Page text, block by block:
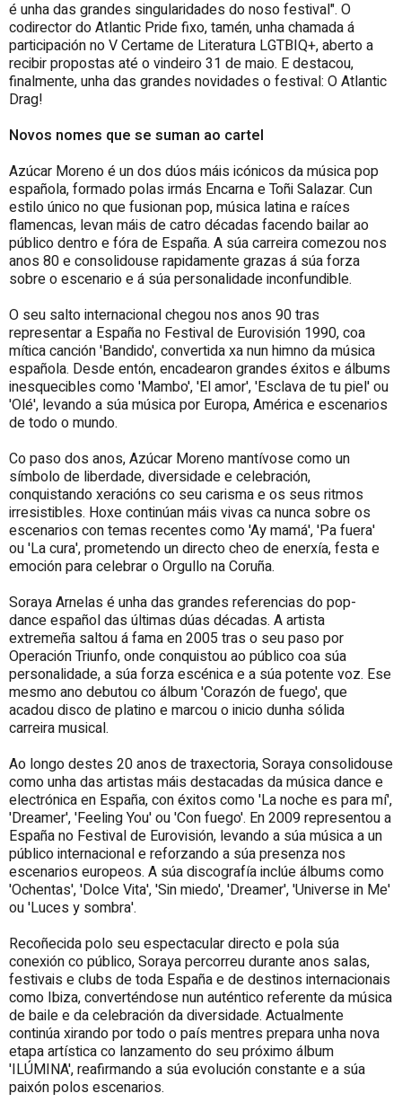
é unha das grandes singularidades do noso festival". O
codirector do Atlantic Pride fixo, tamén, unha chamada á
participación no V Certame de Literatura LGTBIQ+, aberto a
recibir propostas até o vindeiro 31 de maio. E destacou,
finalmente, unha das grandes novidades o festival: O Atlantic
Drag!
Novos nomes que se suman ao cartel
Azúcar Moreno é un dos dúos máis icónicos da música pop
española, formado polas irmás Encarna e Toñi Salazar. Cun
estilo único no que fusionan pop, música latina e raíces
flamencas, levan máis de catro décadas facendo bailar ao
público dentro e fóra de España. A súa carreira comezou nos
anos 80 e consolidouse rapidamente grazas á súa forza
sobre o escenario e á súa personalidade inconfundible.
O seu salto internacional chegou nos anos 90 tras
representar a España no Festival de Eurovisión 1990, coa
mítica canción 'Bandido', convertida xa nun himno da música
española. Desde entón, encadearon grandes éxitos e álbums
inesquecibles como 'Mambo', 'El amor', 'Esclava de tu piel' ou
'Olé', levando a súa música por Europa, América e escenarios
de todo o mundo.
Co paso dos anos, Azúcar Moreno mantívose como un
símbolo de liberdade, diversidade e celebración,
conquistando xeracións co seu carisma e os seus ritmos
irresistibles. Hoxe continúan máis vivas ca nunca sobre os
escenarios con temas recentes como 'Ay mamá', 'Pa fuera'
ou 'La cura', prometendo un directo cheo de enerxía, festa e
emoción para celebrar o Orgullo na Coruña.
Soraya Arnelas é unha das grandes referencias do pop-
dance español das últimas dúas décadas. A artista
extremeña saltou á fama en 2005 tras o seu paso por
Operación Triunfo, onde conquistou ao público coa súa
personalidade, a súa forza escénica e a súa potente voz. Ese
mesmo ano debutou co álbum 'Corazón de fuego', que
acadou disco de platino e marcou o inicio dunha sólida
carreira musical.
Ao longo destes 20 anos de traxectoria, Soraya consolidouse
como unha das artistas máis destacadas da música dance e
electrónica en España, con éxitos como 'La noche es para mí',
'Dreamer', 'Feeling You' ou 'Con fuego'. En 2009 representou a
España no Festival de Eurovisión, levando a súa música a un
público internacional e reforzando a súa presenza nos
escenarios europeos. A súa discografía inclúe álbums como
'Ochentas', 'Dolce Vita', 'Sin miedo', 'Dreamer', 'Universe in Me'
ou 'Luces y sombra'.
Recoñecida polo seu espectacular directo e pola súa
conexión co público, Soraya percorreu durante anos salas,
festivais e clubs de toda España e de destinos internacionais
como Ibiza, converténdose nun auténtico referente da música
de baile e da celebración da diversidade. Actualmente
continúa xirando por todo o país mentres prepara unha nova
etapa artística co lanzamento do seu próximo álbum
'ILÚMINA', reafirmando a súa evolución constante e a súa
paixón polos escenarios.